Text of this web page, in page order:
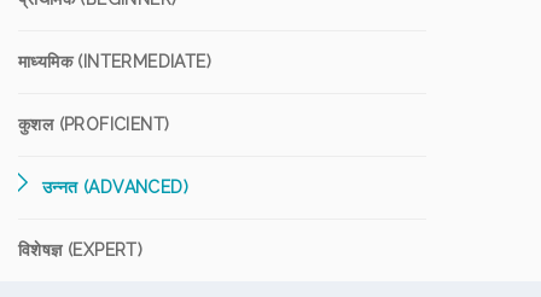
माध्यमिक (INTERMEDIATE)
कुशल (PROFICIENT)
उन्नत (ADVANCED)
विशेषज्ञ (EXPERT)